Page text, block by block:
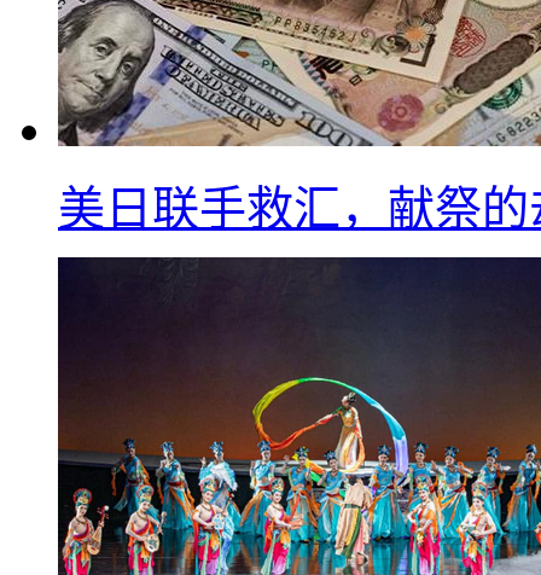
美日联手救汇，献祭